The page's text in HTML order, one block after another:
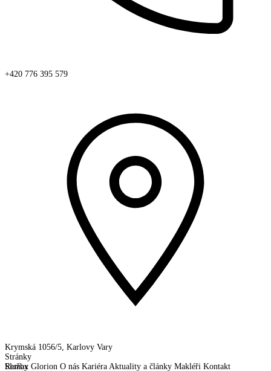
+420 776 395 579
Krymská 1056/5, Karlovy Vary
Stránky
Remax Glorion O nás Kariéra Aktuality a články Makléři Kontakt
Služby